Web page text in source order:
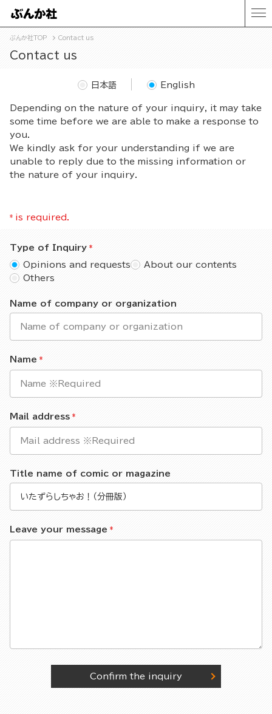
ぶんか社TOP Contact us
Contact us
Depending on the nature of your inquiry, it may take
some time before we are able to make a response to
you.
We kindly ask for your understanding if we are
unable to reply due to the missing information or
the nature of your inquiry.
日本語 English
* is required.
Type of Inquiry
Opinions and requests
About our contents
Others
Name of company or organization
Name
Mail address
Title name of comic or magazine
Leave your message
Confirm the inquiry